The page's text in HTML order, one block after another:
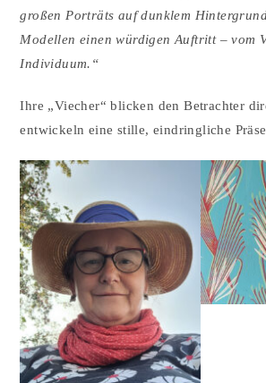
großen Porträts auf dunklem
Modellen einen würdigen Auftritt – vom
Individuum.“
Ihre „Viecher“ blicken den Betrachter
entwickeln eine stille, eindringliche